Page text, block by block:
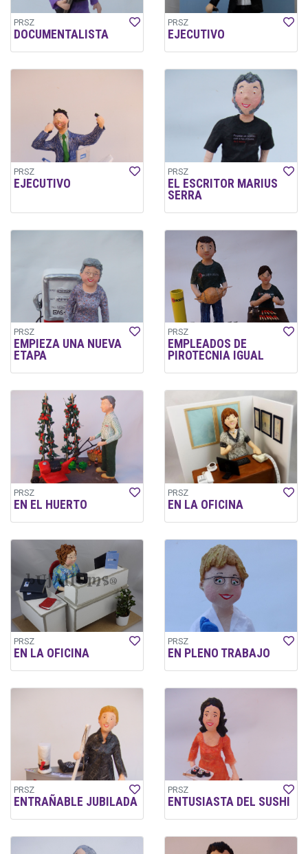
PRSZ
DOCUMENTALISTA
PRSZ
EJECUTIVO
PRSZ
EJECUTIVO
PRSZ
EL ESCRITOR MARIUS
SERRA
PRSZ
EMPIEZA UNA NUEVA
ETAPA
PRSZ
EMPLEADOS DE
PIROTECNIA IGUAL
PRSZ
EN EL HUERTO
PRSZ
EN LA OFICINA
PRSZ
EN LA OFICINA
PRSZ
EN PLENO TRABAJO
PRSZ
ENTRAÑABLE JUBILADA
PRSZ
ENTUSIASTA DEL SUSHI